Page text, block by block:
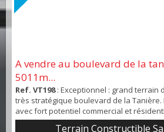
A vendre au boulevard de la
5011m...
Ref. VT198: Exceptionnel : grand terrain
très stratégique boulevard de la Tanière.
avec fort potentiel commercial et
promoteurs ou projet à grande
Terrain Constructible